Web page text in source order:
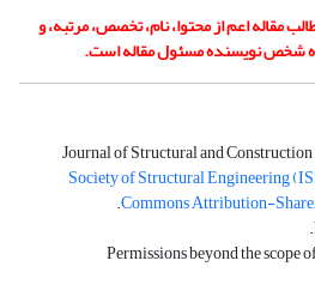
مقاله اعم از محتوا، نام، تخصص، مرتبه، و
شخص نویسنده مسئول مقاله است.
Journal of Structural and
Society of Structural Engineering
Commons Attribution-
.
.
Permissions beyond the scope